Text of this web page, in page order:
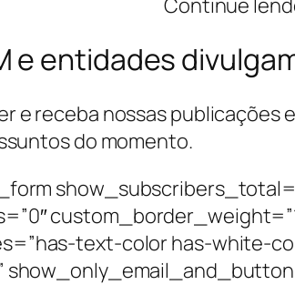
e entidades
e receba nossas publicações
do momento.
text-color has-white-